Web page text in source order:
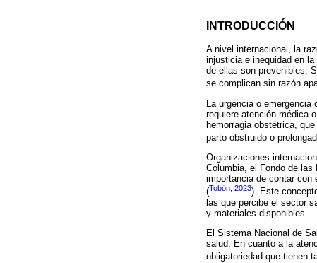
INTRODUCCIÓN
A nivel internacional, la
injusticia e inequidad en
de ellas son prevenibles.
se complican sin razón
La urgencia o
requiere atención médica
hemorragia obstétrica,
parto obstruido o
Organizaciones
Columbia, el Fondo de
importancia de contar con
(Tobón, 2023). Este
las que percibe el sector
y materiales disponibles.
El Sistema Nacional de
salud. En cuanto a la
obligatoriedad que tienen